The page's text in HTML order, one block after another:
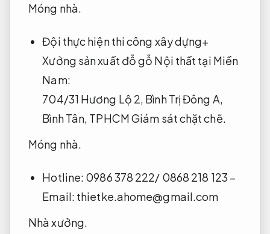
Móng nhà.
Đội thực hiện thi công xây dựng+
Xưởng sản xuất đỗ gỗ Nội thất tại Miền
Nam:
704/31 Hương Lộ 2, Bình Trị Đông A,
Bình Tân, TPHCMGiám sát chặt chẽ.
Móng nhà.
Hotline: 0986 378 222/ 0868 218 123 –
Email: thietke.ahome@gmail.com
Nhà xưởng.